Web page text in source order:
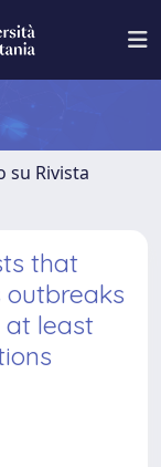
su Rivista
that
outbreaks
least